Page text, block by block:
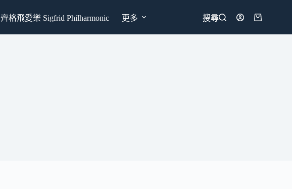
齊格飛愛樂 Sigfrid Philharmonic 更多 搜尋
購
物